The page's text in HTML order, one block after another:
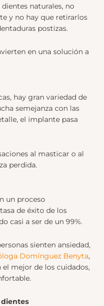
naturales, no
y no hay que retirarlos
postizas.
en una solución a
hay gran variedad de
semejanza con las
el implante pasa
al masticar o al
perdida.
un proceso
de éxito de los
casi a ser de un 99%.
sienten ansiedad,
Domínguez Benyta,
mejor de los cuidados,
dientes